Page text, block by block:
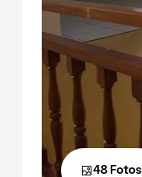
48 Fotos